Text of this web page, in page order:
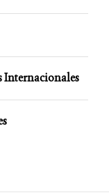
Internacionales